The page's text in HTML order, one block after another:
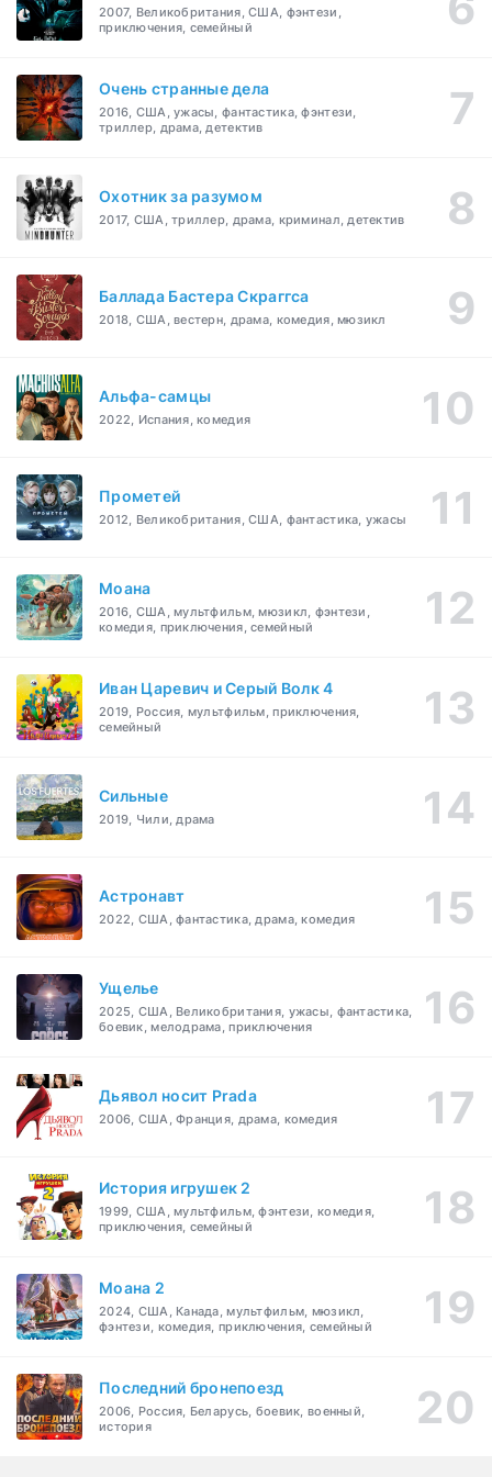
2007, Великобритания, США, фэнтези,
приключения, семейный
Очень странные дела
2016, США, ужасы, фантастика, фэнтези,
триллер, драма, детектив
Охотник за разумом
2017, США, триллер, драма, криминал, детектив
Баллада Бастера Скраггса
2018, США, вестерн, драма, комедия, мюзикл
Альфа-самцы
2022, Испания, комедия
Прометей
2012, Великобритания, США, фантастика, ужасы
Моана
2016, США, мультфильм, мюзикл, фэнтези,
комедия, приключения, семейный
Иван Царевич и Серый Волк 4
2019, Россия, мультфильм, приключения,
семейный
Сильные
2019, Чили, драма
Астронавт
2022, США, фантастика, драма, комедия
Ущелье
2025, США, Великобритания, ужасы, фантастика,
боевик, мелодрама, приключения
Дьявол носит Prada
2006, США, Франция, драма, комедия
История игрушек 2
1999, США, мультфильм, фэнтези, комедия,
приключения, семейный
Моана 2
2024, США, Канада, мультфильм, мюзикл,
фэнтези, комедия, приключения, семейный
Последний бронепоезд
2006, Россия, Беларусь, боевик, военный,
история